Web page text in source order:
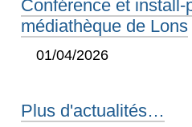
Conférence et install-
médiathèque de Lons
01/04/2026
Plus d'actualités…